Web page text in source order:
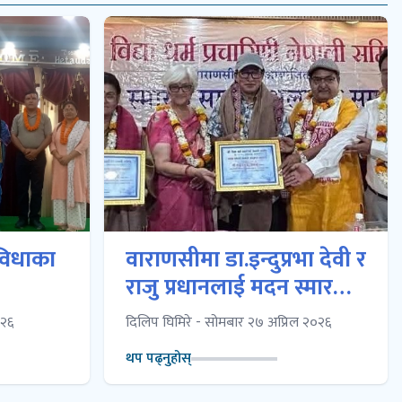
वाराणसीमा डा.इन्दुप्रभा देवी र
राजु प्रधानलाई मदन स्मारक
सम्मान समर्पण
दिलिप घिमिरे - सोमबार २७ अप्रिल २०२६
थप पढ्नुहोस्